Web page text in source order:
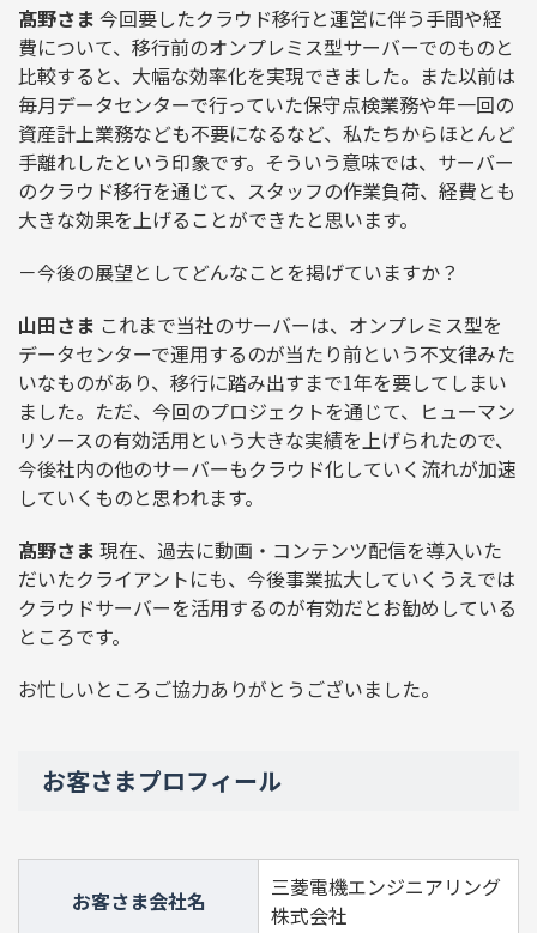
髙野さま 今回要したクラウド移行と運営に伴う手間や経
費について、移行前のオンプレミス型サーバーでのものと
比較すると、大幅な効率化を実現できました。また以前は
毎月データセンターで行っていた保守点検業務や年一回の
資産計上業務なども不要になるなど、私たちからほとんど
手離れしたという印象です。そういう意味では、サーバー
のクラウド移行を通じて、スタッフの作業負荷、経費とも
大きな効果を上げることができたと思います。
－今後の展望としてどんなことを掲げていますか？
山田さま これまで当社のサーバーは、オンプレミス型を
データセンターで運用するのが当たり前という不文律みた
いなものがあり、移行に踏み出すまで1年を要してしまい
ました。ただ、今回のプロジェクトを通じて、ヒューマン
リソースの有効活用という大きな実績を上げられたので、
今後社内の他のサーバーもクラウド化していく流れが加速
していくものと思われます。
髙野さま 現在、過去に動画・コンテンツ配信を導入いた
だいたクライアントにも、今後事業拡大していくうえでは
クラウドサーバーを活用するのが有効だとお勧めしている
ところです。
お忙しいところご協力ありがとうございました。
お客さまプロフィール
お客さま会社名
三菱電機エンジニアリング
株式会社